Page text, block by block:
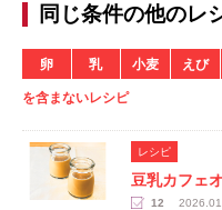
同じ条件の他のレ
卵 乳 小麦 えび
を含まないレシピ
レシピ
豆乳カフェ
12